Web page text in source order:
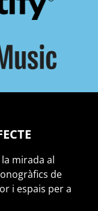
mirada al
de
i espais per a